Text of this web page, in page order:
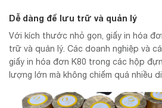
Dễ dàng để lưu trữ và quản lý
Với kích thước nhỏ gọn, giấy in hóa
trữ và quản lý. Các doanh nghiệp và
giấy in hóa đơn K80 trong các hộp
lượng lớn mà không chiếm quá nhiều